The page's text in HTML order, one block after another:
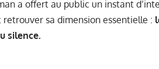
a offert au public un instant
sa dimension essentielle :
silence.